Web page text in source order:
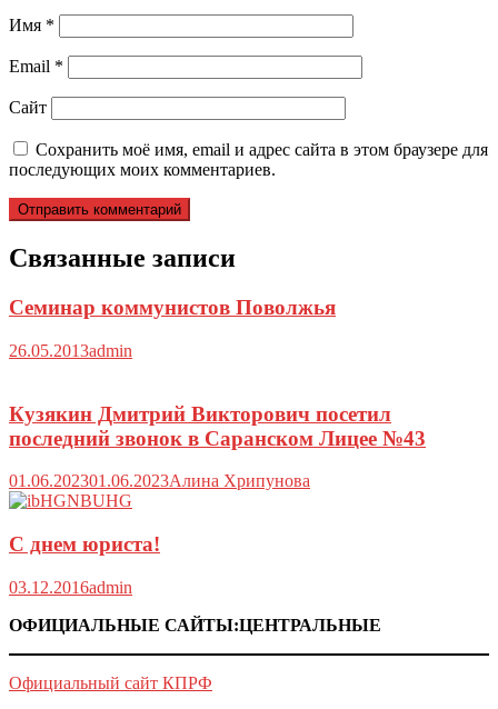
Имя *
Email *
Сайт
Сохранить моё имя, email и адрес сайта в этом браузере для
последующих моих комментариев.
Связанные записи
Семинар коммунистов Поволжья
26.05.2013admin
Кузякин Дмитрий Викторович посетил
последний звонок в Саранском Лицее №43
01.06.202301.06.2023Алина Хрипунова
С днем юриста!
03.12.2016admin
ОФИЦИАЛЬНЫЕ САЙТЫ:ЦЕНТРАЛЬНЫЕ
Официальный сайт КПРФ